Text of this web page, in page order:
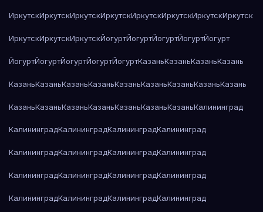
ИркутскИркутскИркутскИркутскИркутскИркутскИркутскИркутск
ИркутскИркутскИркутскЙогуртЙогуртЙогуртЙогуртЙогурт
ЙогуртЙогуртЙогуртЙогуртЙогуртКазаньКазаньКазаньКазань
КазаньКазаньКазаньКазаньКазаньКазаньКазаньКазаньКазань
КазаньКазаньКазаньКазаньКазаньКазаньКазаньКалининград
КалининградКалининградКалининградКалининград
КалининградКалининградКалининградКалининград
КалининградКалининградКалининградКалининград
КалининградКалининградКалининградКалининград